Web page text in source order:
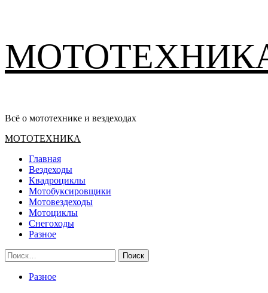
содержимому
Всё о мототехнике и вездеходах
Основное
МОТОТЕХНИКА
Главная
Вездеходы
Квадроциклы
Мотобуксировщики
Мотовездеходы
Мотоциклы
Снегоходы
Разное
Найти:
Разное